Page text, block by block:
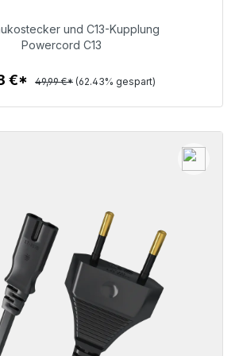
18,78 €
Zum Artikel
und C13-Kupplung
Powercord C13
€* 49,99 €* (62.43% gespart)